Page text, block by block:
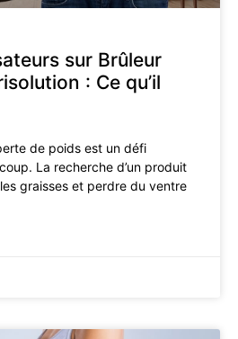
sur Brûleur
: Ce qu’il
de poids est un défi
La recherche d’un produit
graisses et perdre du ventre